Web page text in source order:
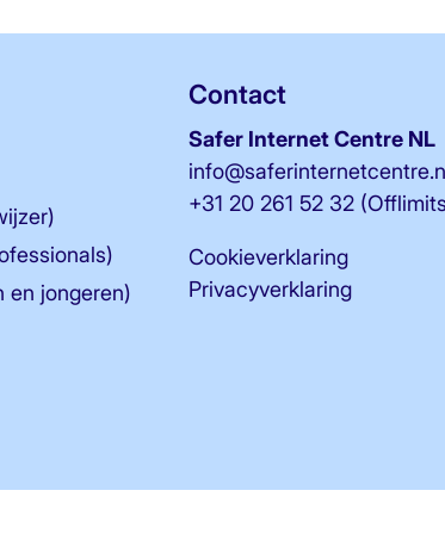
en jongeren)
Contact
Safer Internet Centre NL
+31 20 261 52 32
Cookieverklaring
Privacyverklaring